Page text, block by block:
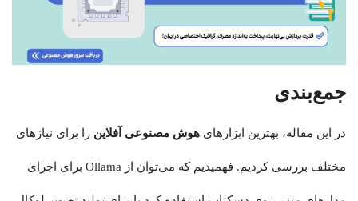
جمع‌بندی
در این مقاله، بهترین ابزارهای هوش مصنوعی آفلاین را برای نیازهای
مختلف بررسی کردیم. فهمیدیم که می‌توان از Ollama برای اجرای